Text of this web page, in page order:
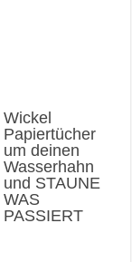
Wickel
Papiertücher
um deinen
Wasserhahn
und STAUNE
WAS
PASSIERT